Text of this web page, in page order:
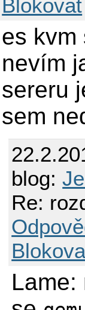
Blokovat
es kvm
nevím
sereru
sem
blog:
Re: